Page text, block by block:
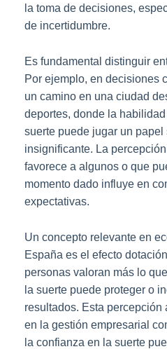
la toma de decisiones,
de incertidumbre.
Es fundamental distinguir
Por ejemplo, en decisiones
un camino en una ciudad
deportes, donde la
suerte puede jugar un
insignificante. La
favorece a algunos o que
momento dado influye en
expectativas.
Un concepto relevante en
España es el efecto
personas valoran más lo
la suerte puede proteger o
resultados. Esta percepción
en la gestión empresarial
la confianza en la suerte